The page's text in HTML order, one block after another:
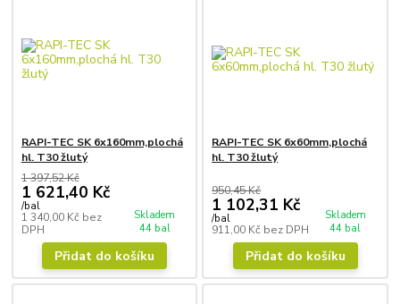
RAPI-TEC SK 6x160mm,plochá
hl. T30 žlutý
1 397,52 Kč
1 621,40 Kč
/bal
1 340,00 Kč bez
DPH
Skladem
44 bal
Přidat do košíku
RAPI-TEC SK 6x60mm,plochá
hl. T30 žlutý
950,45 Kč
1 102,31 Kč
/bal
911,00 Kč bez DPH
Skladem
44 bal
Přidat do košíku